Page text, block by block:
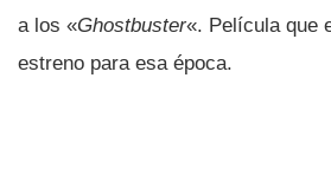
a los «Ghostbuster«. Pelí­cula que
estreno para esa época.